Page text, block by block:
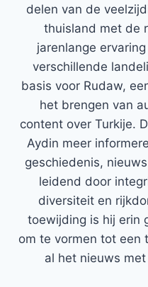
delen van de
thuisland met de
jarenlange
verschillende
basis voor Rudaw,
het brengen van
content over Turkije.
Aydin meer
geschiedenis,
leidend door
diversiteit en
toewijding is hij erin
om te vormen tot een
al het nieuws